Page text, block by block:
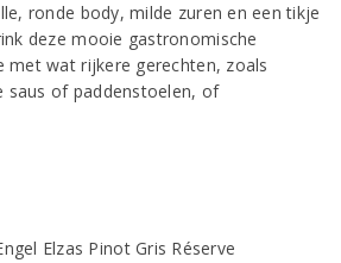
ronde body, milde zuren en een tikje
deze mooie gastronomische
met wat rijkere gerechten, zoals
saus of paddenstoelen, of